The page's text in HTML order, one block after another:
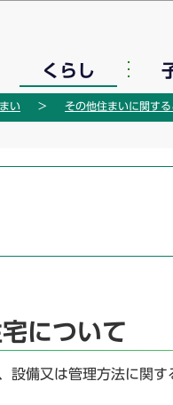
くらし
い その他住まいに関する
について
備又は管理方法に関